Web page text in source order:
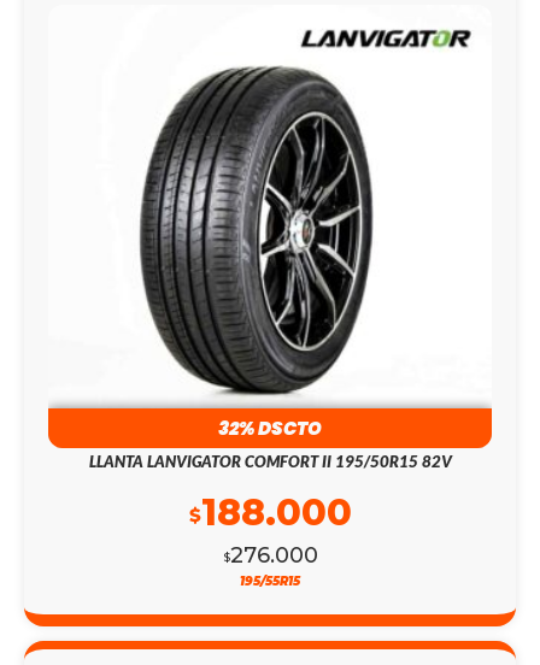
32% DSCTO
LLANTA LANVIGATOR COMFORT II 195/50R15 82V
$276.000
$188.000
195/55R15